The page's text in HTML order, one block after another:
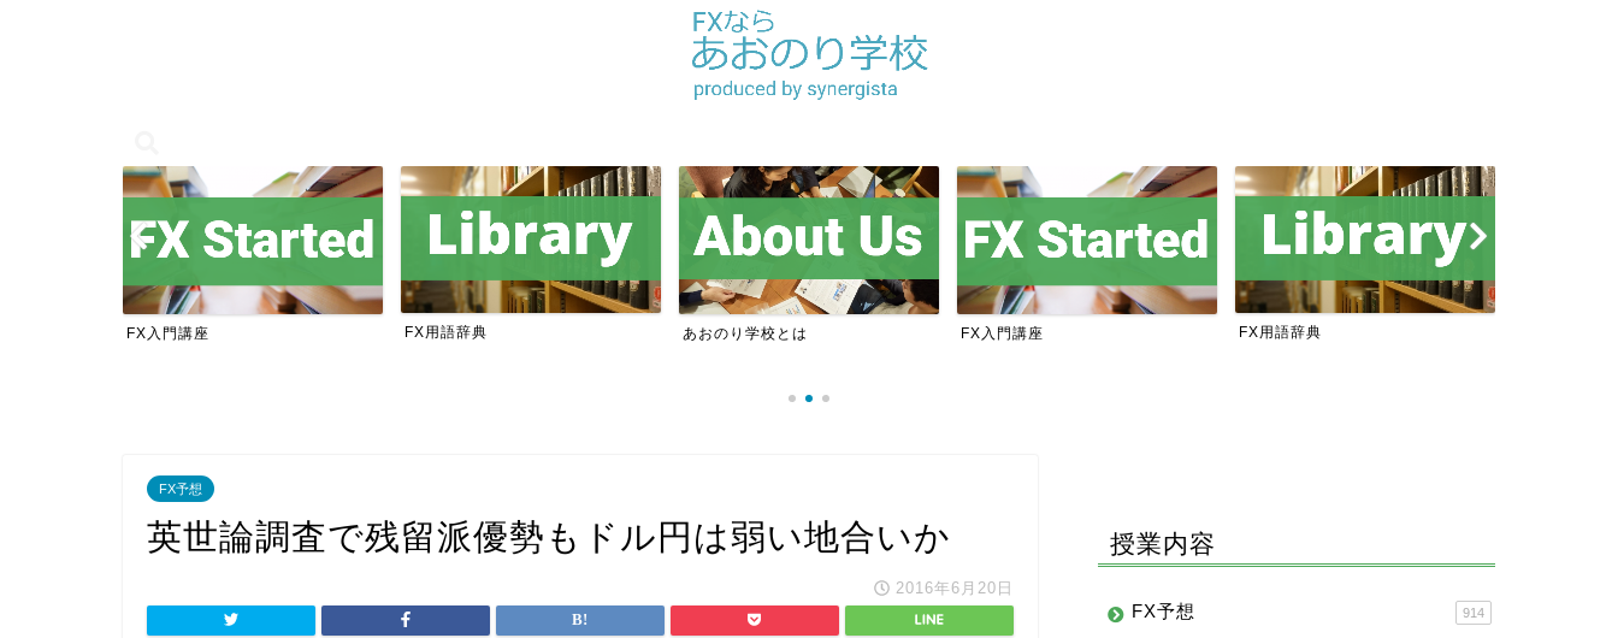
FX入門講座 FX用語辞典 あおのり学校とは FX入門講座 FX用語辞典
FX予想
英世論調査で残留派優勢もドル円は弱い地合いか
2016年6月20日
授業内容
FX予想 914